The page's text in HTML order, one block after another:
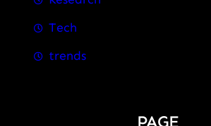
Tech
trends
PAGE